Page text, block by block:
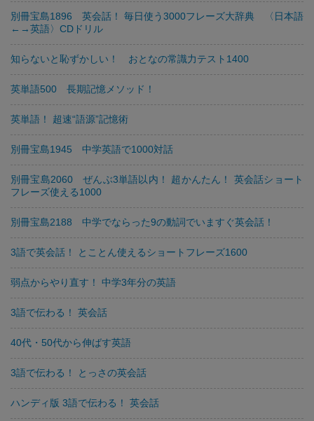
別冊宝島1896 英会話！ 毎日使う3000フレーズ大辞典 〈日本語
←→英語〉CDドリル
知らないと恥ずかしい！ おとなの常識力テスト1400
英単語500 長期記憶メソッド！
英単語！ 超速“語源”記憶術
別冊宝島1945 中学英語で1000対話
別冊宝島2060 ぜんぶ3単語以内！ 超かんたん！ 英会話ショート
フレーズ使える1000
別冊宝島2188 中学でならった9の動詞でいますぐ英会話！
3語で英会話！ とことん使えるショートフレーズ1600
弱点からやり直す！ 中学3年分の英語
3語で伝わる！ 英会話
40代・50代から伸ばす英語
3語で伝わる！ とっさの英会話
ハンディ版 3語で伝わる！ 英会話